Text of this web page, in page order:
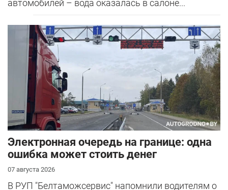
автомобилей – вода оказалась в салоне...
Электронная очередь на границе: одна
ошибка может стоить денег
07 августа 2026
В РУП "Белтаможсервис" напомнили водителям о